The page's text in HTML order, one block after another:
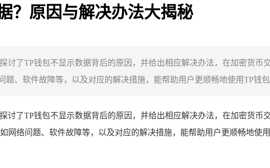
？原因与解决办法大揭秘
讨了TP钱包不显示数据背后的原因，并给出相应解决办法，在加密货币
、软件故障等，以及对应的解决措施，能帮助用户更顺畅地使用TP钱
讨了TP钱包不显示数据背后的原因，并给出相应解决办法，在加密货币
网络问题、软件故障等，以及对应的解决措施，能帮助用户更顺畅地使